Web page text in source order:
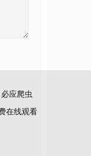
必应爬虫
在线观看